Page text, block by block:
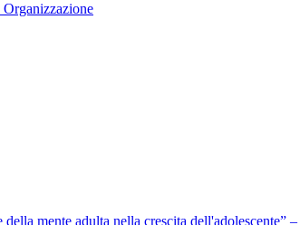
mente adulta nella crescita dell'adolescente”